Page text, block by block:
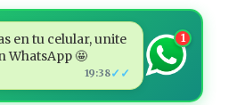
en tu celular, unite
WhatsApp 🤩
19:38✓✓
1